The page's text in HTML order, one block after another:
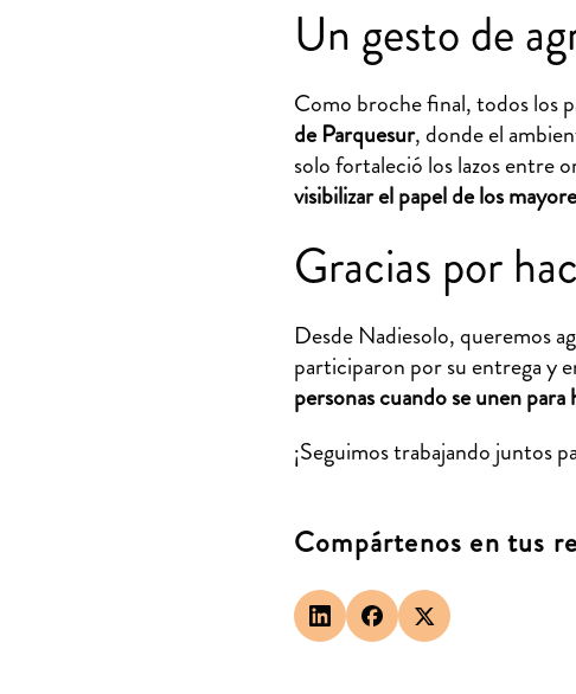
Un gesto de
Como broche final, todos los
de Parquesur, donde el
solo fortaleció los lazos entre
visibilizar el papel de los
Gracias por
Desde Nadiesolo, queremos
participaron por su entrega y
personas cuando se unen para
¡Seguimos trabajando juntos
Compártenos en tus